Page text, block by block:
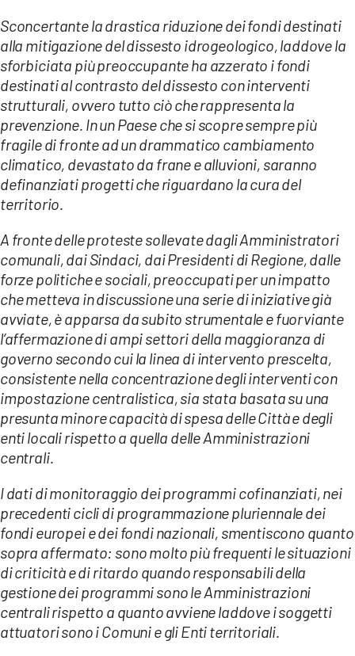
Sconcertante la drastica riduzione dei fondi destinati
alla mitigazione del dissesto idrogeologico, laddove la
sforbiciata più preoccupante ha azzerato i fondi
destinati al contrasto del dissesto con interventi
strutturali, ovvero tutto ciò che rappresenta la
prevenzione. In un Paese che si scopre sempre più
fragile di fronte ad un drammatico cambiamento
climatico, devastato da frane e alluvioni, saranno
definanziati progetti che riguardano la cura del
territorio.
A fronte delle proteste sollevate dagli Amministratori
comunali, dai Sindaci, dai Presidenti di Regione, dalle
forze politiche e sociali, preoccupati per un impatto
che metteva in discussione una serie di iniziative già
avviate, è apparsa da subito strumentale e fuorviante
l’affermazione di ampi settori della maggioranza di
governo secondo cui la linea di intervento prescelta,
consistente nella concentrazione degli interventi con
impostazione centralistica, sia stata basata su una
presunta minore capacità di spesa delle Città e degli
enti locali rispetto a quella delle Amministrazioni
centrali.
I dati di monitoraggio dei programmi cofinanziati, nei
precedenti cicli di programmazione pluriennale dei
fondi europei e dei fondi nazionali, smentiscono quanto
sopra affermato: sono molto più frequenti le situazioni
di criticità e di ritardo quando responsabili della
gestione dei programmi sono le Amministrazioni
centrali rispetto a quanto avviene laddove i soggetti
attuatori sono i Comuni e gli Enti territoriali.